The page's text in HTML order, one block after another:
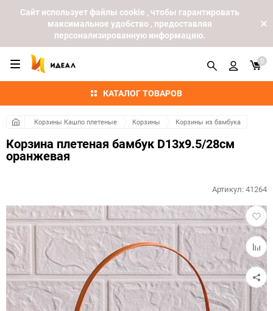
Cайт использует файлы cookie , чтобы гарантировать
максимальное удобство , предоставляя
персонализированную информацию.
КАТАЛОГ ТОВАРОВ
0
Корзины Кашпо плетеные Корзины Корзины из бамбука
Корзина плетеная бамбук D13x9.5/28см
оранжевая
в
к
Артикул:41264